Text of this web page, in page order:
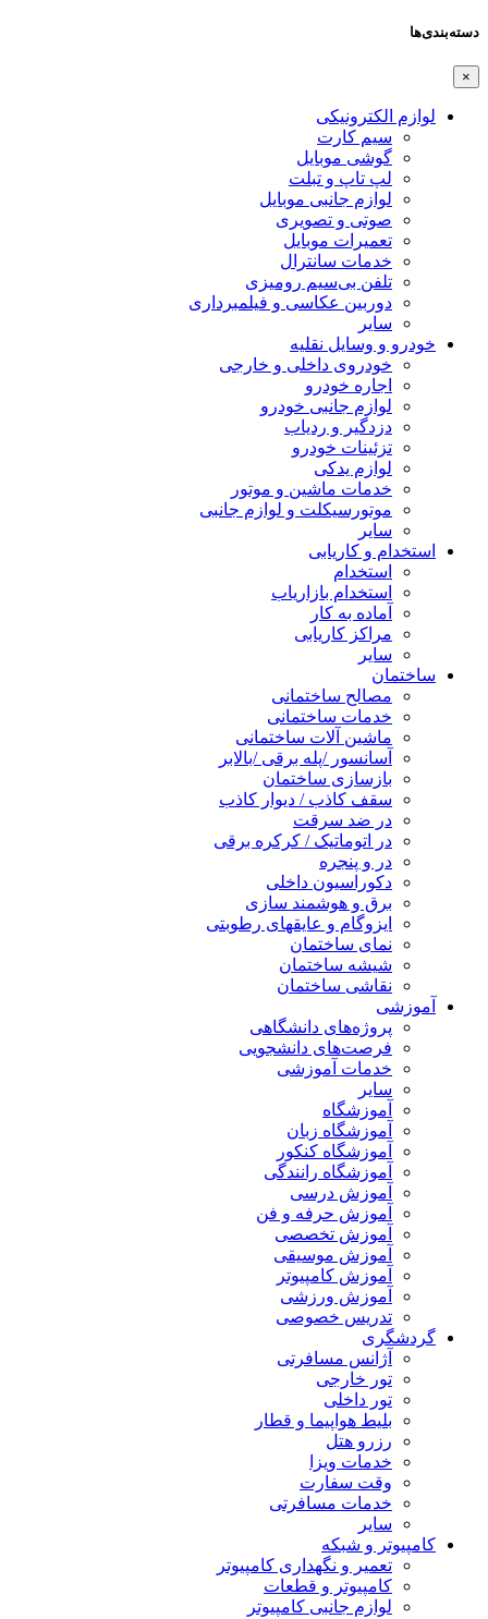
دسته‌بندی‌ها
×
لوازم الکترونیکی
سیم کارت
گوشی موبایل
لپ تاپ و تبلت
لوازم جانبی موبایل
صوتی و تصویری
تعمیرات موبایل
خدمات سانترال
تلفن بی‌سیم رومیزی
دوربین عکاسی و فیلمبرداری
سایر
خودرو و وسایل نقلیه
خودروی داخلی و خارجی
اجاره خودرو
لوازم جانبی خودرو
دزدگیر و ردیاب
تزئینات خودرو
لوازم یدکی
خدمات ماشین و موتور
موتورسیکلت و لوازم جانبی
سایر
استخدام و کاریابی
استخدام
استخدام بازاریاب
آماده به کار
مراکز کاریابی
سایر
ساختمان
مصالح ساختمانی
خدمات ساختمانی
ماشین آلات ساختمانی
آسانسور /پله برقی /بالابر
بازسازی ساختمان
سقف کاذب / دیوار کاذب
در ضد سرقت
در اتوماتیک / کرکره برقی
در و پنجره
دکوراسیون داخلی
برق و هوشمند سازی
ایزوگام و عایقهای رطوبتی
نمای ساختمان
شیشه ساختمان
نقاشی ساختمان
آموزشی
پروژه‌های دانشگاهی
فرصت‌های دانشجویی
خدمات آموزشی
سایر
آموزشگاه
آموزشگاه زبان
آموزشگاه کنکور
آموزشگاه رانندگی
آموزش درسی
آموزش حرفه و فن
آموزش تخصصی
آموزش موسیقی
آموزش کامپیوتر
آموزش ورزشی
تدریس خصوصی
گردشگری
آژانس مسافرتی
تور خارجی
تور داخلی
بلیط هواپیما و قطار
رزرو هتل
خدمات ویزا
وقت سفارت
خدمات مسافرتی
سایر
کامپیوتر و شبکه
تعمیر و نگهداری کامپیوتر
کامپیوتر و قطعات
لوازم جانبی کامپیوتر